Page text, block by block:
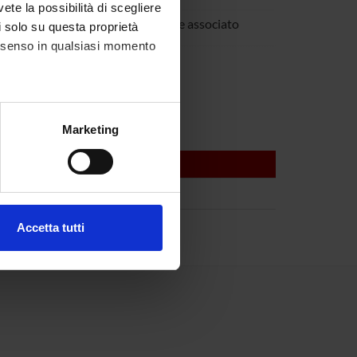
la possibilità di scegliere
su questa proprietà
in qualsiasi momento
metro,Marketing
Accetta tutti
Professore associato